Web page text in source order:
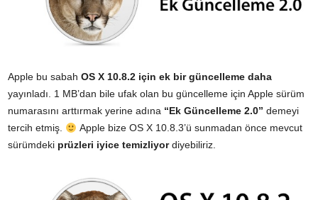
Apple bu sabah OS X 10.8.2 için ek bir güncelleme daha
yayınladı. 1 MB’dan bile ufak olan bu güncelleme için Apple sürüm
numarasını arttırmak yerine adına “Ek Güncelleme 2.0” demeyi
tercih etmiş.
Apple bize OS X 10.8.3’ü sunmadan önce mevcut
sürümdeki prüzleri iyice temizliyordiyebiliriz.